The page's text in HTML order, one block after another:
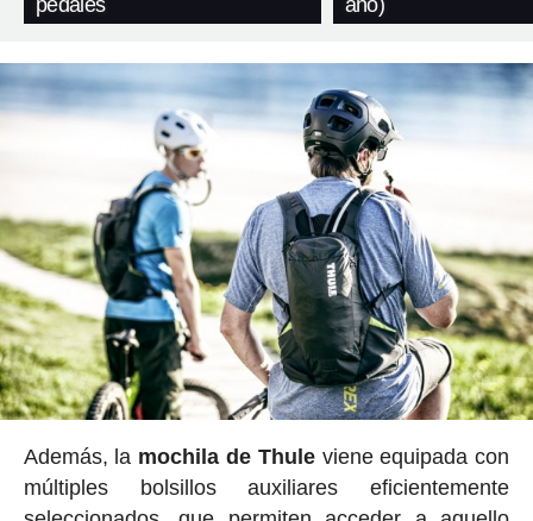
pedales
año)
Además, la mochila de Thuleviene equipada con
múltiples bolsillos auxiliares eficientemente